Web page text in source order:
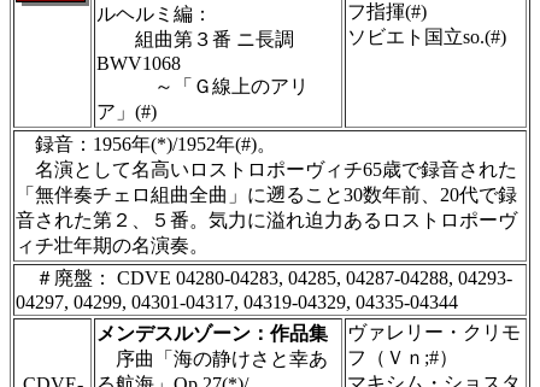
ルヘルミ編：
組曲第３番 ニ長調
BWV1068
～「Ｇ線上のアリ
ア」(#)
フ指揮(#)
ソビエト国立so.(#)
録音：1956年(*)/1952年(#)。
名演として名高いロストロポーヴィチ65歳で録音された
「無伴奏チェロ組曲全曲」に遡ること30数年前、20代で録
音された第２、５番。気力に溢れ迫力あるロストロポーヴ
ィチ壮年期の名演奏。
＃廃盤： CDVE 04280-04283, 04285, 04287-04288, 04293-
04297, 04299, 04301-04317, 04319-04329, 04335-04344
メンデスルゾーン：作品集
序曲「海の静けさと幸あ
ヴァレリー・クリモ
フ（Ｖｎ;#）
マキシム・ショスタ